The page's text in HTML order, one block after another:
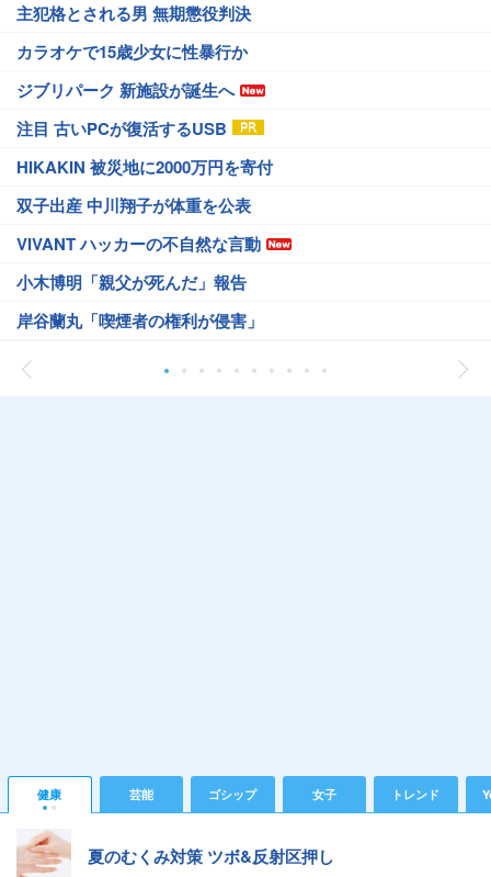
主犯格とされる男 無期懲役判決
カラオケで15歳少女に性暴行か
ジブリパーク 新施設が誕生へ
注目 古いPCが復活するUSB
HIKAKIN 被災地に2000万円を寄付
双子出産 中川翔子が体重を公表
VIVANT ハッカーの不自然な言動
小木博明「親父が死んだ」報告
岸谷蘭丸「喫煙者の権利が侵害」
健康 芸能 ゴシップ 女子 トレンド
夏のむくみ対策 ツボ&反射区押し